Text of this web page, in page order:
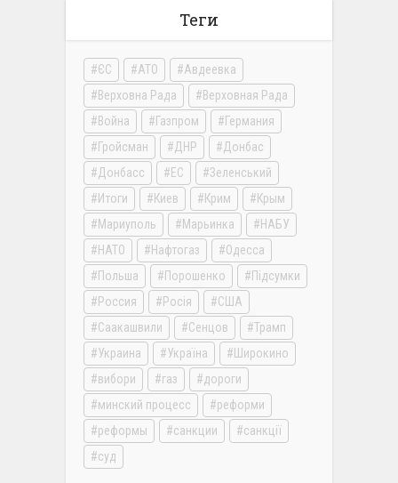
Теги
ЄС АТО
Авдеевка
Верховна Рада
Верховная Рада
Война
Газпром
Германия
Гройсман
ДНР
Донбас
Донбасс
ЕС
Зеленський
Итоги
Киев Крим
Крым
Мариуполь
Марьинка
НАБУ
НАТО
Нафтогаз
Одесса
Польша
Порошенко
Підсумки
Россия
Росія
США
Саакашвили
Сенцов
Трамп
Украина
Україна
Широкино
вибори
газ
дороги
минский процесс
реформи
реформы
санкции
санкції
суд